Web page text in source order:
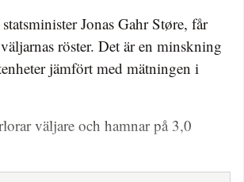
Jonas Gahr Støre, får
röster. Det är en minskning
jämfört med mätningen i
väljare och hamnar på 3,0